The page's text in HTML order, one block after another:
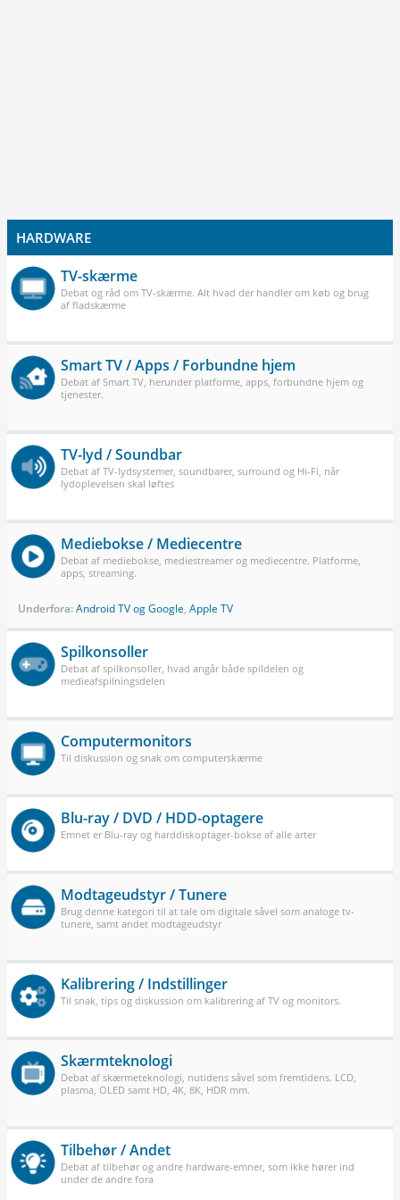
HARDWARE
TV-skærme
Debat og råd om TV-skærme. Alt hvad der handler om køb og brug
af fladskærme
Smart TV / Apps / Forbundne hjem
Debat af Smart TV, herunder platforme, apps, forbundne hjem og
tjenester.
TV-lyd / Soundbar
Debat af TV-lydsystemer, soundbarer, surround og Hi-Fi, når
lydoplevelsen skal løftes
Mediebokse / Mediecentre
Debat af mediebokse, mediestreamer og mediecentre. Platforme,
apps, streaming.
Underfora:Android TV og Google, Apple TV
Spilkonsoller
Debat af spilkonsoller, hvad angår både spildelen og
medieafspilningsdelen
Computermonitors
Til diskussion og snak om computerskærme
Blu-ray / DVD / HDD-optagere
Emnet er Blu-ray og harddiskoptager-bokse af alle arter
Modtageudstyr / Tunere
Brug denne kategori til at tale om digitale såvel som analoge tv-
tunere, samt andet modtageudstyr
Kalibrering / Indstillinger
Til snak, tips og diskussion om kalibrering af TV og monitors.
Skærmteknologi
Debat af skærmeteknologi, nutidens såvel som fremtidens. LCD,
plasma, OLED samt HD, 4K, 8K, HDR mm.
Tilbehør / Andet
Debat af tilbehør og andre hardware-emner, som ikke hører ind
under de andre fora